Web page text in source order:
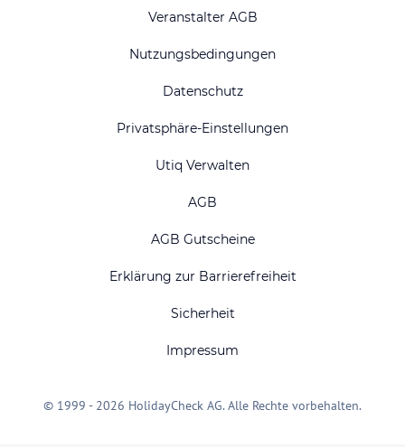
Veranstalter AGB
Nutzungsbedingungen
Datenschutz
Privatsphäre-Einstellungen
Utiq Verwalten
AGB
AGB Gutscheine
Erklärung zur Barrierefreiheit
Sicherheit
Impressum
© 1999 - 2026 HolidayCheck AG. Alle Rechte vorbehalten.